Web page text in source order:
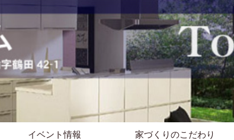
イベント情報 家づくりのこだわり